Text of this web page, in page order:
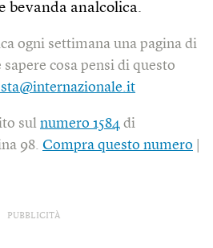
bevanda analcolica.
ogni settimana una pagina di
cosa pensi di questo
sul numero 1584 di
98. Compra questo numero
PUBBLICITÀ